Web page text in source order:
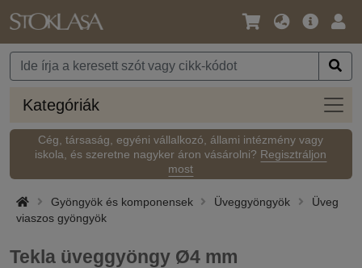
Nyelv
Pénznem
Fő
Kategóriák
Cég, társaság, egyéni vállalkozó, állami intézmény vagy
iskola, és szeretne nagyker áron vásárolni? Regisztráljon
most
Gyöngyök és komponensek Üveggyöngyök
Üveg
viaszos gyöngyök
Tekla üveggyöngy Ø4 mm